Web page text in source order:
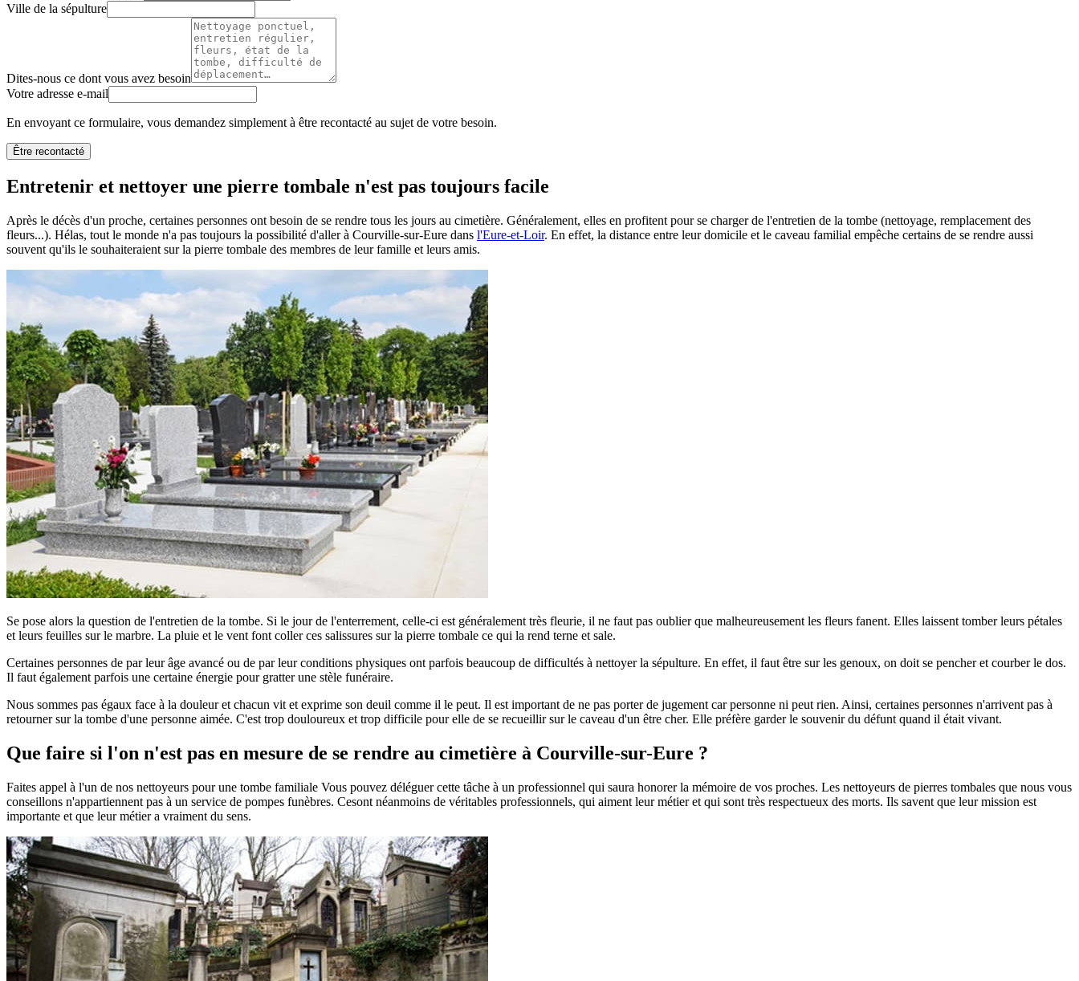
Ville de la sépulture
Dites-nous ce dont vous avez besoin
Votre adresse e-mail
En envoyant ce formulaire, vous demandez simplement à être recontacté au sujet de votre besoin.
Être recontacté
Entretenir et nettoyer une pierre tombale n'est pas toujours facile
Après le décès d'un proche, certaines personnes ont besoin de se rendre tous les jours au cimetière. Généralement, elles en profitent pour se charger de l'entretien de la tombe (nettoyage, remplacement des
fleurs...). Hélas, tout le monde n'a pas toujours la possibilité d'aller à Courville-sur-Eure dans l'Eure-et-Loir. En effet, la distance entre leur domicile et le caveau familial empêche certains de se rendre aussi
souvent qu'ils le souhaiteraient sur la pierre tombale des membres de leur famille et leurs amis.
Se pose alors la question de l'entretien de la tombe. Si le jour de l'enterrement, celle-ci est généralement très fleurie, il ne faut pas oublier que malheureusement les fleurs fanent. Elles laissent tomber leurs pétales
et leurs feuilles sur le marbre. La pluie et le vent font coller ces salissures sur la pierre tombale ce qui la rend terne et sale.
Certaines personnes de par leur âge avancé ou de par leur conditions physiques ont parfois beaucoup de difficultés à nettoyer la sépulture. En effet, il faut être sur les genoux, on doit se pencher et courber le dos.
Il faut également parfois une certaine énergie pour gratter une stèle funéraire.
Nous sommes pas égaux face à la douleur et chacun vit et exprime son deuil comme il le peut. Il est important de ne pas porter de jugement car personne ni peut rien. Ainsi, certaines personnes n'arrivent pas à
retourner sur la tombe d'une personne aimée. C'est trop douloureux et trop difficile pour elle de se recueillir sur le caveau d'un être cher. Elle préfère garder le souvenir du défunt quand il était vivant.
Que faire si l'on n'est pas en mesure de se rendre au cimetière à Courville-sur-Eure ?
Faites appel à l'un de nos nettoyeurs pour une tombe familiale Vous pouvez déléguer cette tâche à un professionnel qui saura honorer la mémoire de vos proches. Les nettoyeurs de pierres tombales que nous vous
conseillons n'appartiennent pas à un service de pompes funèbres. Cesont néanmoins de véritables professionnels, qui aiment leur métier et qui sont très respectueux des morts. Ils savent que leur mission est
importante et que leur métier a vraiment du sens.